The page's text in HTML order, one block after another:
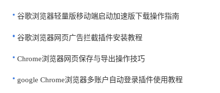
谷歌浏览器轻量版移动端启动加速版下载操作指南
谷歌浏览器网页广告拦截插件安装教程
Chrome浏览器网页保存与导出操作技巧
google Chrome浏览器多账户自动登录插件使用教程